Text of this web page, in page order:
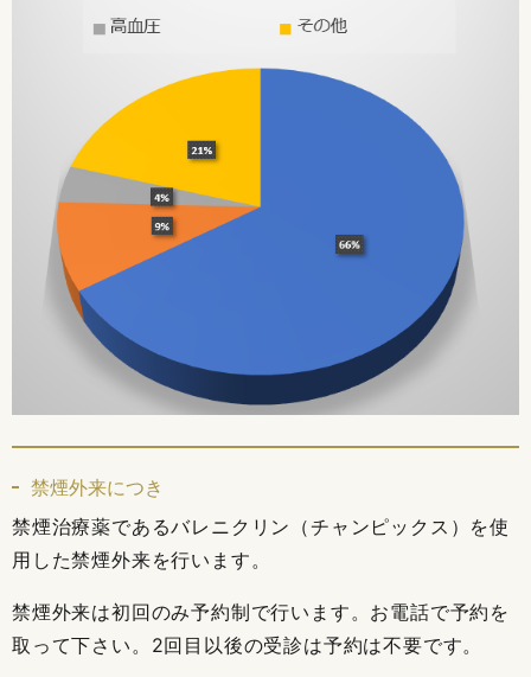
禁煙外来につき
禁煙治療薬であるバレニクリン（チャンピックス）を使
用した禁煙外来を行います。
禁煙外来は初回のみ予約制で行います。お電話で予約を
取って下さい。2回目以後の受診は予約は不要です。